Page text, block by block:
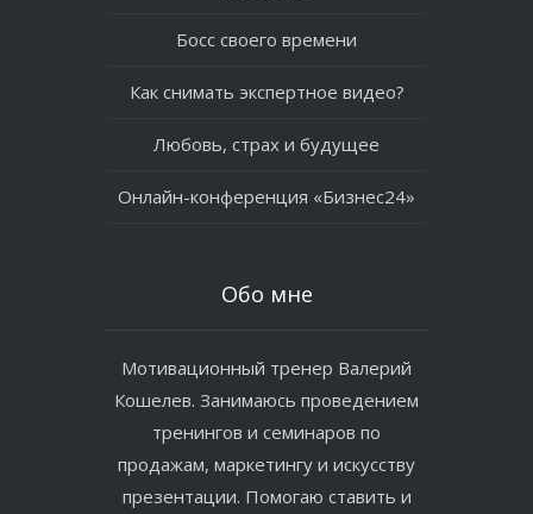
Босс своего времени
Как снимать экспертное видео?
Любовь, страх и будущее
Онлайн-конференция «Бизнес24»
Обо мне
Мотивационный тренер Валерий
Кошелев. Занимаюсь проведением
тренингов и семинаров по
продажам, маркетингу и искусству
презентации. Помогаю ставить и